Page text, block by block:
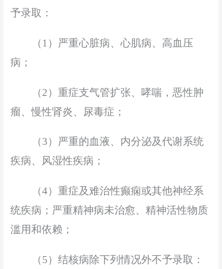
予录取：
（ 1）严重心脏病、心肌病、高血压
病；
（2）重症支气管扩张、哮喘，恶性肿
瘤、慢性肾炎、尿毒症；
（3）严重的血液、内分泌及代谢系统
疾病、风湿性疾病；
（4）重症及难治性癫痫或其他神经系
统疾病；严重精神病未治愈、精神活性物质
滥用和依赖；
（5）结核病除下列情况外不予录取：